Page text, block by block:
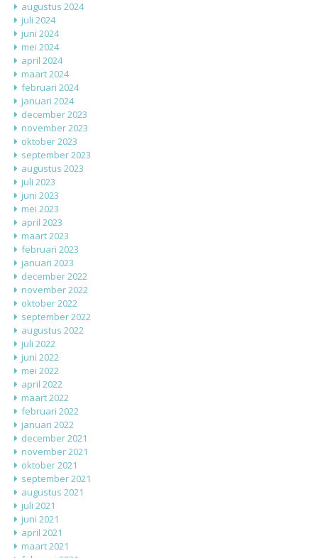
augustus 2024
juli 2024
juni 2024
mei 2024
april 2024
maart 2024
februari 2024
januari 2024
december 2023
november 2023
oktober 2023
september 2023
augustus 2023
juli 2023
juni 2023
mei 2023
april 2023
maart 2023
februari 2023
januari 2023
december 2022
november 2022
oktober 2022
september 2022
augustus 2022
juli 2022
juni 2022
mei 2022
april 2022
maart 2022
februari 2022
januari 2022
december 2021
november 2021
oktober 2021
september 2021
augustus 2021
juli 2021
juni 2021
april 2021
maart 2021